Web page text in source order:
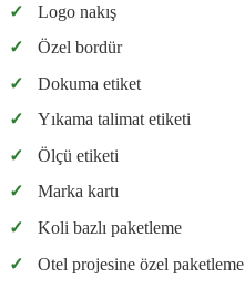
✓
Logo nakış
✓
Özel bordür
✓
Dokuma etiket
✓
Yıkama talimat etiketi
✓
Ölçü etiketi
✓
Marka kartı
✓
Koli bazlı paketleme
✓
Otel projesine özel paketleme